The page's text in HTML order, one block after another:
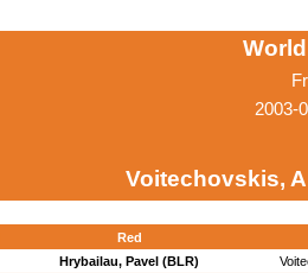
2003-
Voitechovskis,
Red
Hrybailau, Pavel (BLR)